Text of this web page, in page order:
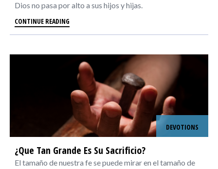
Dios no pasa por alto a sus hijos y hijas.
CONTINUE READING
DEVOTIONS
¿Que Tan Grande Es Su Sacrificio?
El tamaño de nuestra fe se puede mirar en el tamaño de